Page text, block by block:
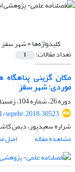
کلیدواژه‌ها =شهر سقز
تعداد مقالات: 1
مکان گزینی
موردی: شهر سقز
دوره 26، شماره 104، زمستان 1396، صفحه
sepehr.2018.30523
شراره سعیدپور، دیمن
مشاهده مقاله
اصل